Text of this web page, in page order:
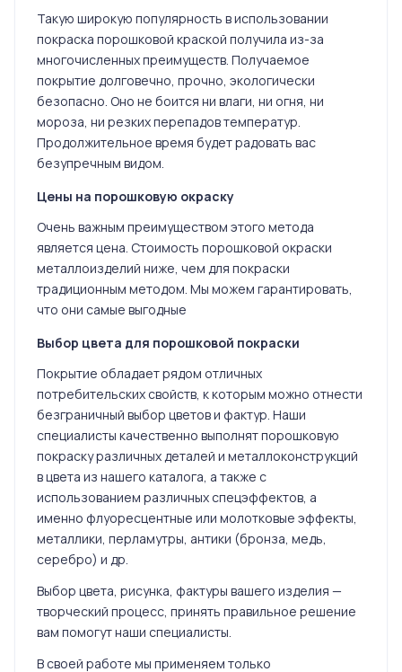
Такую широкую популярность в использовании
покраска порошковой краской получила из-за
многочисленных преимуществ. Получаемое
покрытие долговечно, прочно, экологически
безопасно. Оно не боится ни влаги, ни огня, ни
мороза, ни резких перепадов температур.
Продолжительное время будет радовать вас
безупречным видом.
Цены на порошковую окраску
Очень важным преимуществом этого метода
является цена. Стоимость порошковой окраски
металлоизделий ниже, чем для покраски
традиционным методом. Мы можем гарантировать,
что они самые выгодные
Выбор цвета для порошковой покраски
Покрытие обладает рядом отличных
потребительских свойств, к которым можно отнести
безграничный выбор цветов и фактур. Наши
специалисты качественно выполнят порошковую
покраску различных деталей и металлоконструкций
в цвета из нашего каталога, а также с
использованием различных спецэффектов, а
именно флуоресцентные или молотковые эффекты,
металлики, перламутры, антики (бронза, медь,
серебро) и др.
Выбор цвета, рисунка, фактуры вашего изделия —
творческий процесс, принять правильное решение
вам помогут наши специалисты.
В своей работе мы применяем только